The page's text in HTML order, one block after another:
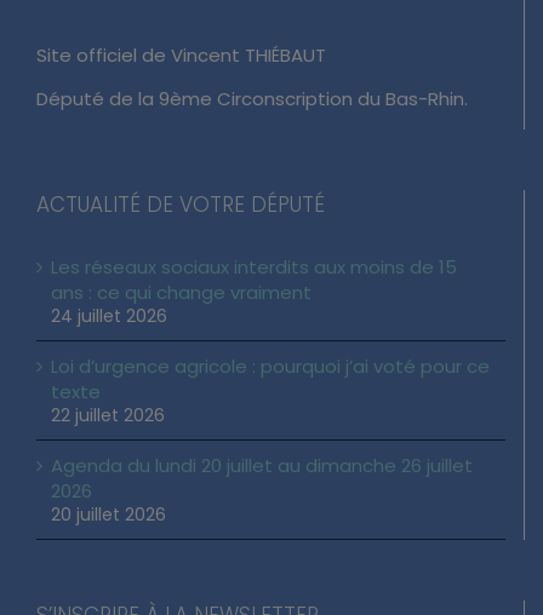
Site officiel de Vincent THIÉBAUT
Député de la 9ème Circonscription du Bas-Rhin.
ACTUALITÉ DE VOTRE DÉPUTÉ
Les réseaux sociaux interdits aux moins de 15
ans : ce qui change vraiment
24 juillet 2026
Loi d’urgence agricole : pourquoi j’ai voté pour ce
texte
22 juillet 2026
Agenda du lundi 20 juillet au dimanche 26 juillet
2026
20 juillet 2026